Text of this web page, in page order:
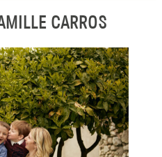
CARROS